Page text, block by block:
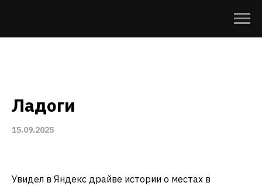
Ладоги
15.09.2025
Увидел в Яндекс драйве истории о местах в